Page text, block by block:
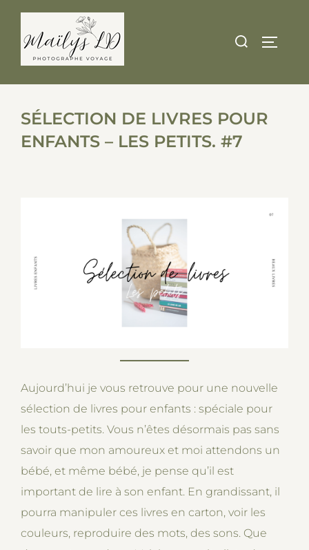
content
Search
SÉLECTION DE LIVRES POUR
ENFANTS – LES PETITS. #7
Aujourd’hui je vous retrouve pour une nouvelle
sélection de livres pour enfants : spéciale pour
les touts-petits. Vous n’êtes désormais pas sans
savoir que mon amoureux et moi attendons un
bébé, et même bébé, je pense qu’il est
important de lire à son enfant. En grandissant, il
pourra manipuler ces livres en carton, voir les
couleurs, reproduire des mots, des sons. Que